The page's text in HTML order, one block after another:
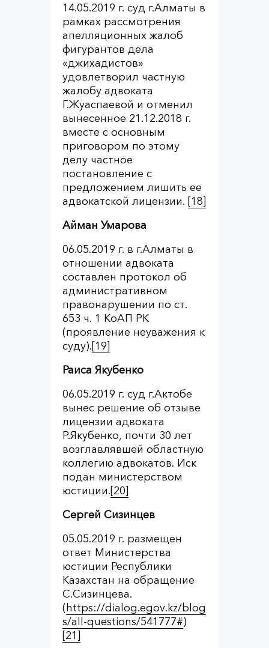
14.05.2019 г. суд г.Алматы в
рамках рассмотрения
апелляционных жалоб
фигурантов дела
«джихадистов»
удовлетворил частную
жалобу адвоката
Г.Жуаспаевой и отменил
вынесенное 21.12.2018 г.
вместе с основным
приговором по этому
делу частное
постановление с
предложением лишить ее
адвокатской лицензии. [18]
Айман Умарова
06.05.2019 г. в г.Алматы в
отношении адвоката
составлен протокол об
административном
правонарушении по ст.
653 ч. 1 КоАП РК
(проявление неуважения к
суду).[19]
Раиса Якубенко
06.05.2019 г. суд г.Актобе
вынес решение об отзыве
лицензии адвоката
Р.Якубенко, почти 30 лет
возглавлявшей областную
коллегию адвокатов. Иск
подан министерством
юстиции.[20]
Сергей Сизинцев
05.05.2019 г. размещен
ответ Министерства
юстиции Республики
Казахстан на обращение
С.Сизинцева.
(https://dialog.egov.kz/blog
s/all-questions/541777#)
[21]